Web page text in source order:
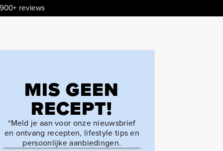
reviews
MIS GEEN
RECEPT!
*Meld je aan voor onze nieuwsbrief
en ontvang recepten, lifestyle tips en
persoonlijke aanbiedingen.